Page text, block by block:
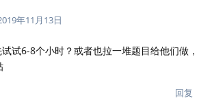
年11月13日
试6-8个小时？或者也拉一堆题目给他们做，
回复